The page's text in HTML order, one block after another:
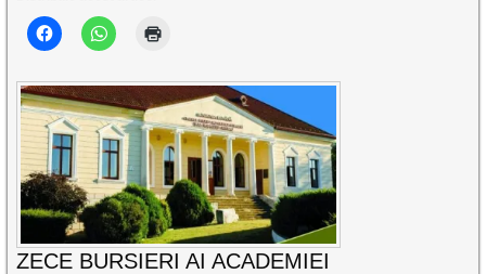
ZECE BURSIERI AI ACADEMIEI